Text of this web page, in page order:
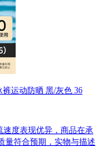
运动防晒 黑/灰色 36
度表现优异，商品在承
量符合预期，实物与描述